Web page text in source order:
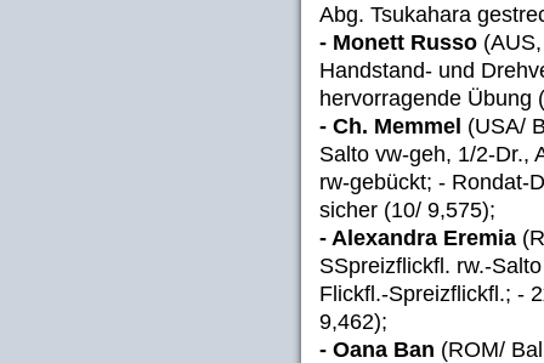
Abg. Tsukahara
- Monett Russo
Handstand- und
hervorragende Übung
- Ch. Memmel (USA/
Salto vw-geh, 1/2-Dr.,
rw-gebückt; - Rondat-
sicher (10/ 9,575);
- Alexandra Eremia
SSpreizflickfl. rw.-
Flickfl.-Spreizflickfl.; -
9,462);
- Oana Ban (ROM/